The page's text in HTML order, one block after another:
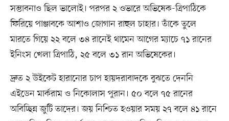
সম্ভাবনাও ছিল ভালোই। পরপর ২ ওভারে অভিষেক-ত্রিপাঠিকে
ফিরিয়ে পাঞ্জাবকে আশাও জোগান রাহুল চাহার। তাঁকে তুলে
মারতে গিয়ে ২২ বলে ৩৪ রানেই থামেন আগের ম্যাচে ৭১ রানের
ইনিংস খেলা ত্রিপাঠি, ২৫ বলে ৩১ রান অভিষেকের।
দ্রুত ২ উইকেট হারানোর চাপ হায়দরাবাদকে বুঝতে দেননি
এইডেন মার্করাম ও নিকোলাস পুরান। ৫০ বলে ৭৫ রানের
অবিচ্ছিন্ন জুটি তাদের। জয় নিশ্চিত হওয়ার সময় ২৭ বলে ৪১ রানে